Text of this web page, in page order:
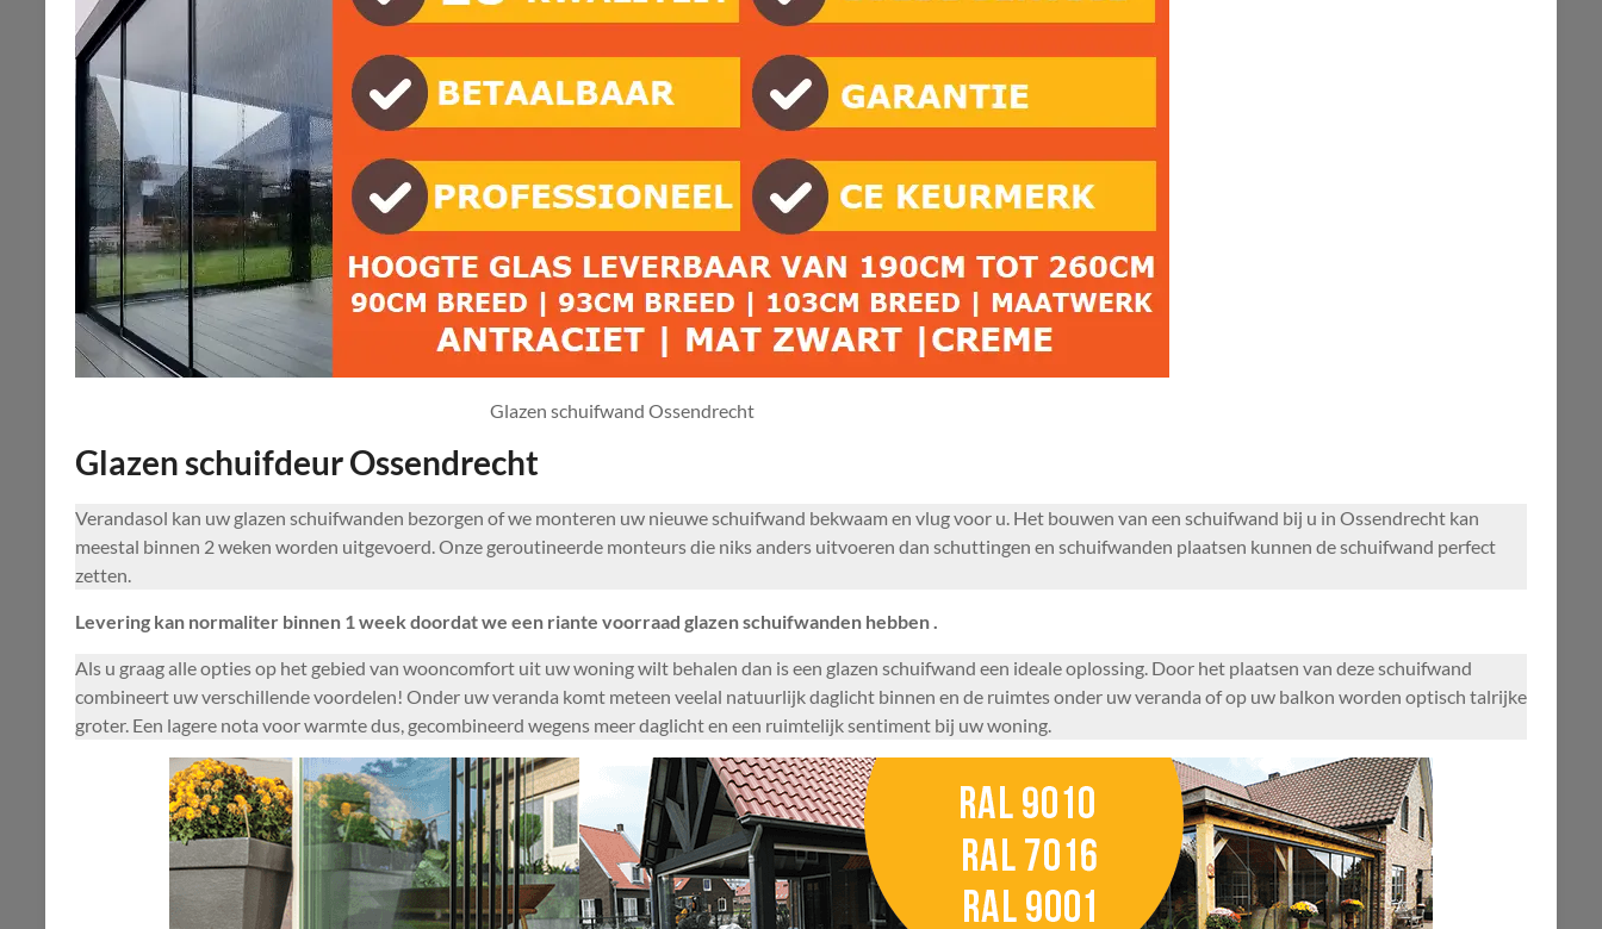
Glazen schuifwand Ossendrecht
Glazen schuifdeur Ossendrecht
Verandasol kan uw glazen schuifwanden bezorgen of we monteren uw nieuwe schuifwand bekwaam en vlug voor u. Het bouwen van een schuifwand bij u in Ossendrecht kan
meestal binnen 2 weken worden uitgevoerd. Onze geroutineerde monteurs die niks anders uitvoeren dan schuttingen en schuifwanden plaatsen kunnen de schuifwand perfect
zetten.
Levering kan normaliter binnen 1 week doordat we een riante voorraad glazen schuifwanden hebben .
Als u graag alle opties op het gebied van wooncomfort uit uw woning wilt behalen dan is een glazen schuifwand een ideale oplossing. Door het plaatsen van deze schuifwand
combineert uw verschillende voordelen! Onder uw veranda komt meteen veelal natuurlijk daglicht binnen en de ruimtes onder uw veranda of op uw balkon worden optisch talrijke
groter. Een lagere nota voor warmte dus, gecombineerd wegens meer daglicht en een ruimtelijk sentiment bij uw woning.